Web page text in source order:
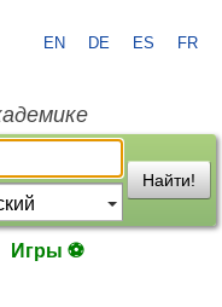
EN DE ES FR
Найти!
Игры ⚽